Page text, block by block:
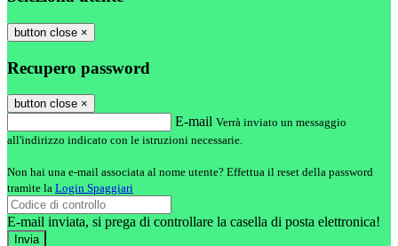
button close ×
Recupero password
button close ×
E-mail Verrà inviato un messaggio
all'indirizzo indicato con le istruzioni necessarie.
Non hai una e-mail associata al nome utente? Effettua il reset della password
tramite la Login Spaggiari
E-mail inviata, si prega di controllare la casella di posta elettronica!